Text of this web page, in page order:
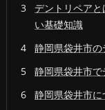
デントリペア
い基礎知識
静岡県袋井市
静岡県袋井市
静岡県袋井市に